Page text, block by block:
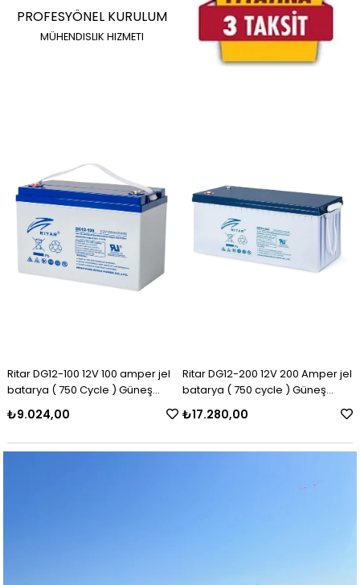
PROFESYÖNEL KURULUM
MÜHENDISLIK HIZMETI
Ritar DG12-100 12V 100 amper jel
batarya ( 750 Cycle ) Güneş
paneli aküsü
₺9.024,00
Ritar DG12-200 12V 200 Amper jel
batarya ( 750 cycle ) Güneş
paneli aküsü
₺17.280,00